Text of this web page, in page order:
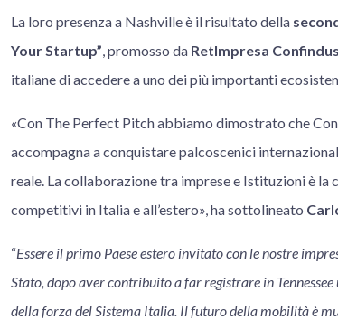
La loro presenza a Nashville è il risultato della
Your Startup”, promosso da RetImpresa
italiane di accedere a uno dei più importanti
«Con The Perfect Pitch abbiamo dimostrato che
accompagna a conquistare palcoscenici
reale. La collaborazione tra imprese e Istituzioni è la
competitivi in Italia e all’estero», ha sottolineato
“Essere il primo Paese estero invitato con le nostre
Stato, dopo aver contribuito a far registrare in
della forza del Sistema Italia. Il futuro della mobilità è